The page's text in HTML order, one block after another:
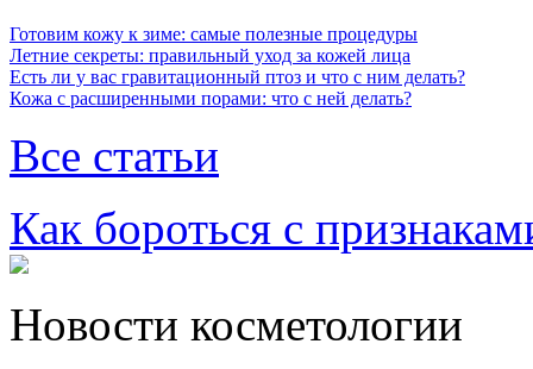
Готовим кожу к зиме: самые полезные процедуры
Летние секреты: правильный уход за кожей лица
Есть ли у вас гравитационный птоз и что с ним делать?
Кожа с расширенными порами: что с ней делать?
Все статьи
Как бороться с
Новости косметологии